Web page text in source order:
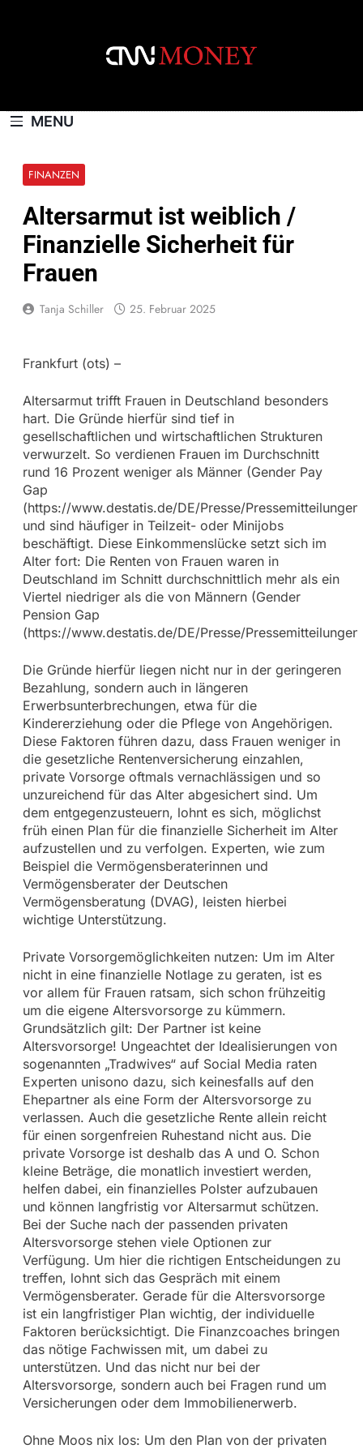
MENU
FINANZEN
Altersarmut ist weiblich /
Finanzielle Sicherheit für
Frauen
Tanja Schiller 25. Februar 2025
Frankfurt (ots) –
Altersarmut trifft Frauen in Deutschland besonders
hart. Die Gründe hierfür sind tief in
gesellschaftlichen und wirtschaftlichen Strukturen
verwurzelt. So verdienen Frauen im Durchschnitt
rund 16 Prozent weniger als Männer (Gender Pay
Gap
(https://www.destatis.de/DE/Presse/
und sind häufiger in Teilzeit- oder Minijobs
beschäftigt. Diese Einkommenslücke setzt sich im
Alter fort: Die Renten von Frauen waren in
Deutschland im Schnitt durchschnittlich mehr als ein
Viertel niedriger als die von Männern (Gender
Pension Gap
(https://www.destatis.de/DE/Presse/
Die Gründe hierfür liegen nicht nur in der geringeren
Bezahlung, sondern auch in längeren
Erwerbsunterbrechungen, etwa für die
Kindererziehung oder die Pflege von Angehörigen.
Diese Faktoren führen dazu, dass Frauen weniger in
die gesetzliche Rentenversicherung einzahlen,
private Vorsorge oftmals vernachlässigen und so
unzureichend für das Alter abgesichert sind. Um
dem entgegenzusteuern, lohnt es sich, möglichst
früh einen Plan für die finanzielle Sicherheit im Alter
aufzustellen und zu verfolgen. Experten, wie zum
Beispiel die Vermögensberaterinnen und
Vermögensberater der Deutschen
Vermögensberatung (DVAG), leisten hierbei
wichtige Unterstützung.
Private Vorsorgemöglichkeiten nutzen: Um im Alter
nicht in eine finanzielle Notlage zu geraten, ist es
vor allem für Frauen ratsam, sich schon frühzeitig
um die eigene Altersvorsorge zu kümmern.
Grundsätzlich gilt: Der Partner ist keine
Altersvorsorge! Ungeachtet der Idealisierungen von
sogenannten „Tradwives“ auf Social Media raten
Experten unisono dazu, sich keinesfalls auf den
Ehepartner als eine Form der Altersvorsorge zu
verlassen. Auch die gesetzliche Rente allein reicht
für einen sorgenfreien Ruhestand nicht aus. Die
private Vorsorge ist deshalb das A und O. Schon
kleine Beträge, die monatlich investiert werden,
helfen dabei, ein finanzielles Polster aufzubauen
und können langfristig vor Altersarmut schützen.
Bei der Suche nach der passenden privaten
Altersvorsorge stehen viele Optionen zur
Verfügung. Um hier die richtigen Entscheidungen zu
treffen, lohnt sich das Gespräch mit einem
Vermögensberater. Gerade für die Altersvorsorge
ist ein langfristiger Plan wichtig, der individuelle
Faktoren berücksichtigt. Die Finanzcoaches bringen
das nötige Fachwissen mit, um dabei zu
unterstützen. Und das nicht nur bei der
Altersvorsorge, sondern auch bei Fragen rund um
Versicherungen oder dem Immobilienerwerb.
Ohne Moos nix los: Um den Plan von der privaten